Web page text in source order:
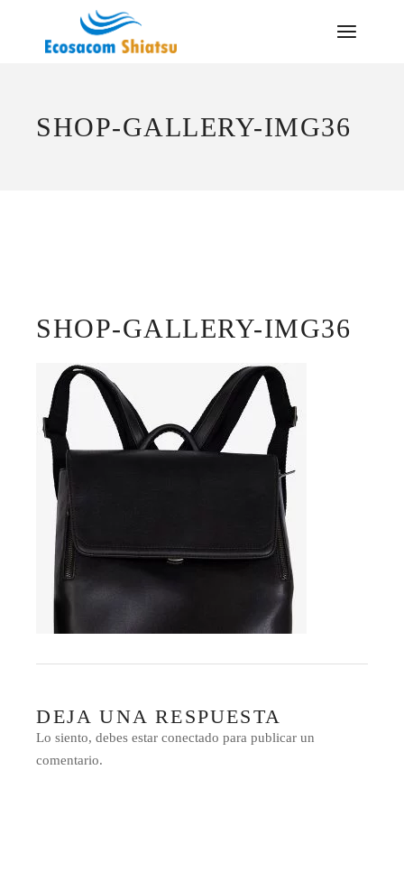
SHOP-GALLERY-IMG36
SHOP-GALLERY-IMG36
DEJA UNA RESPUESTA
Lo siento, debes estarconectado para publicar un
comentario.